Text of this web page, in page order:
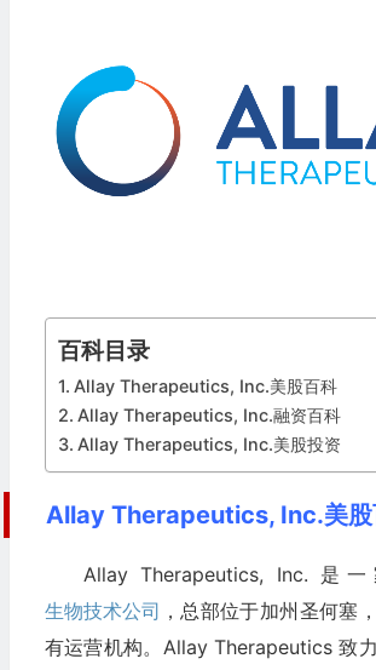
百科目录
Allay Therapeutics, Inc.美股百科
Allay Therapeutics, Inc.融资百科
Allay Therapeutics, Inc.美股投资
Allay Therapeutics, Inc.美股
Allay Therapeutics, Inc. 是
生物技术公司 ，总部位于加州圣何塞
有运营机构。Allay Therapeutics 致